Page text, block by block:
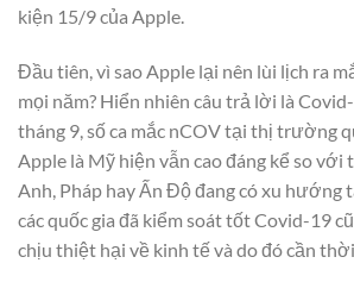
kiện 15/9 của Apple.
Đầu tiên, vì sao Apple lại nên lùi lịch ra
mọi năm? Hiển nhiên câu trả lời là
tháng 9, số ca mắc nCOV tại thị trường
Apple là Mỹ hiện vẫn cao đáng kể so với
Anh, Pháp hay Ấn Độ đang có xu hướng
các quốc gia đã kiểm soát tốt Covid-19
chịu thiệt hại về kinh tế và do đó cần